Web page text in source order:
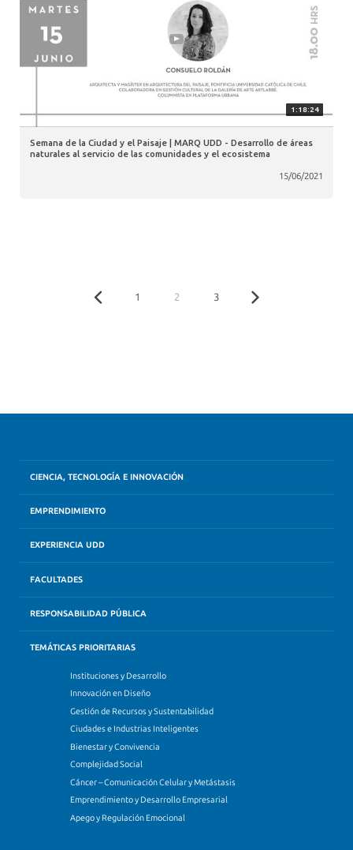
1:18:24
Semana de la Ciudad y el Paisaje | MARQ UDD - Desarrollo de áreas
naturales al servicio de las comunidades y el ecosistema
15/06/2021
1 2 3
CIENCIA, TECNOLOGÍA E INNOVACIÓN
EMPRENDIMIENTO
EXPERIENCIA UDD
FACULTADES
RESPONSABILIDAD PÚBLICA
TEMÁTICAS PRIORITARIAS
Instituciones y Desarrollo
Innovación en Diseño
Gestión de Recursos y Sustentabilidad
Ciudades e Industrias Inteligentes
Bienestar y Convivencia
Complejidad Social
Cáncer – Comunicación Celular y Metástasis
Emprendimiento y Desarrollo Empresarial
Apego y Regulación Emocional